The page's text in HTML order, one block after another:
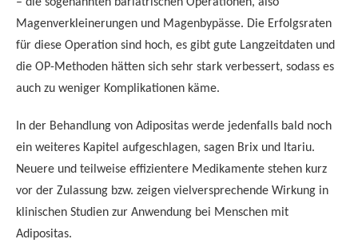
Magenverkleinerungen und Magenbypässe. Die Erfolgsraten
für diese Operation sind hoch, es gibt gute Langzeitdaten und
die OP-Methoden hätten sich sehr stark verbessert, sodass es
auch zu weniger Komplikationen käme.
In der Behandlung von Adipositas werde jedenfalls bald noch
ein weiteres Kapitel aufgeschlagen, sagen Brix und Itariu.
Neuere und teilweise effizientere Medikamente stehen kurz
vor der Zulassung bzw. zeigen vielversprechende Wirkung in
klinischen Studien zur Anwendung bei Menschen mit
Adipositas.